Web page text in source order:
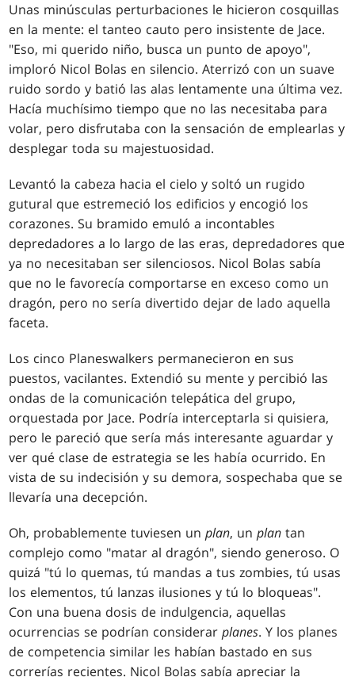
Unas minúsculas perturbaciones le hicieron cosquillas
en la mente: el tanteo cauto pero insistente de Jace.
"Eso, mi querido niño, busca un punto de apoyo",
imploró Nicol Bolas en silencio. Aterrizó con un suave
ruido sordo y batió las alas lentamente una última vez.
Hacía muchísimo tiempo que no las necesitaba para
volar, pero disfrutaba con la sensación de emplearlas y
desplegar toda su majestuosidad.
Levantó la cabeza hacia el cielo y soltó un rugido
gutural que estremeció los edificios y encogió los
corazones. Su bramido emuló a incontables
depredadores a lo largo de las eras, depredadores que
ya no necesitaban ser silenciosos. Nicol Bolas sabía
que no le favorecía comportarse en exceso como un
dragón, pero no sería divertido dejar de lado aquella
faceta.
Los cinco Planeswalkers permanecieron en sus
puestos, vacilantes. Extendió su mente y percibió las
ondas de la comunicación telepática del grupo,
orquestada por Jace. Podría interceptarla si quisiera,
pero le pareció que sería más interesante aguardar y
ver qué clase de estrategia se les había ocurrido. En
vista de su indecisión y su demora, sospechaba que se
llevaría una decepción.
Oh, probablemente tuviesen unplan, unplan tan
complejo como "matar al dragón", siendo generoso. O
quizá "tú lo quemas, tú mandas a tus zombies, tú usas
los elementos, tú lanzas ilusiones y tú lo bloqueas".
Con una buena dosis de indulgencia, aquellas
ocurrencias se podrían considerarplanes. Y los planes
de competencia similar les habían bastado en sus
correrías recientes. Nicol Bolas sabía apreciar la